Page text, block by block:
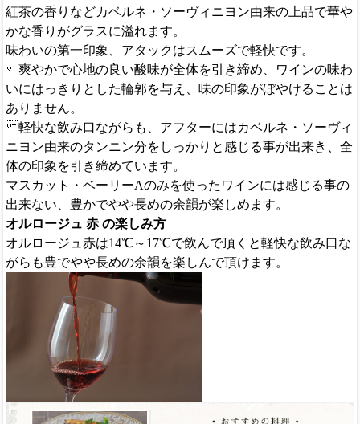
紅茶の香りなどカベルネ・ソーヴィニヨン由来の上品で華や
かな香りがグラスに溢れます。
味わいの第一印象、アタックはスムーズで軽快です。
爽やかで心地の良い酸味が全体を引き締め、ワインの味わ
いにはっきりとした輪郭を与え、味の印象がぼやけることは
ありません。
軽快な飲み口ながらも、アフターにはカベルネ・ソーヴィ
ニヨン由来のタンニン分をしっかりと感じる事が出来き、全
体の印象を引き締めています。
マスカット・ベーリーAのみを使ったワインには感じる事の
出来ない、豊かでやや長めの余韻が楽しめます。
オルロージュ 赤 の楽しみ方
オルロージュ赤は14℃～17℃で飲んで頂くと軽快な飲み口な
がらも豊でやや長めの余韻を楽しんで頂けます。